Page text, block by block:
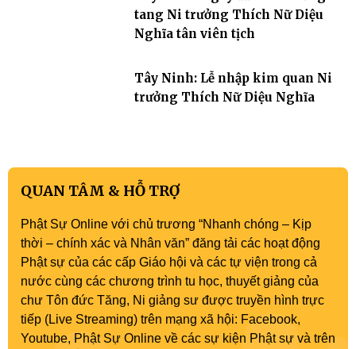
tang Ni trưởng Thích Nữ Diệu
Nghĩa tân viên tịch
Tây Ninh: Lễ nhập kim quan Ni
trưởng Thích Nữ Diệu Nghĩa
QUAN TÂM & HỖ TRỢ
Phật Sự Online với chủ trương “Nhanh chóng – Kịp
thời – chính xác và Nhân văn” đăng tải các hoạt động
Phật sự của các cấp Giáo hội và các tự viện trong cả
nước cùng các chương trình tu học, thuyết giảng của
chư Tôn đức Tăng, Ni giảng sư được truyền hình trực
tiếp (Live Streaming) trên mạng xã hội: Facebook,
Youtube, Phật Sự Online về các sự kiện Phật sự và trên